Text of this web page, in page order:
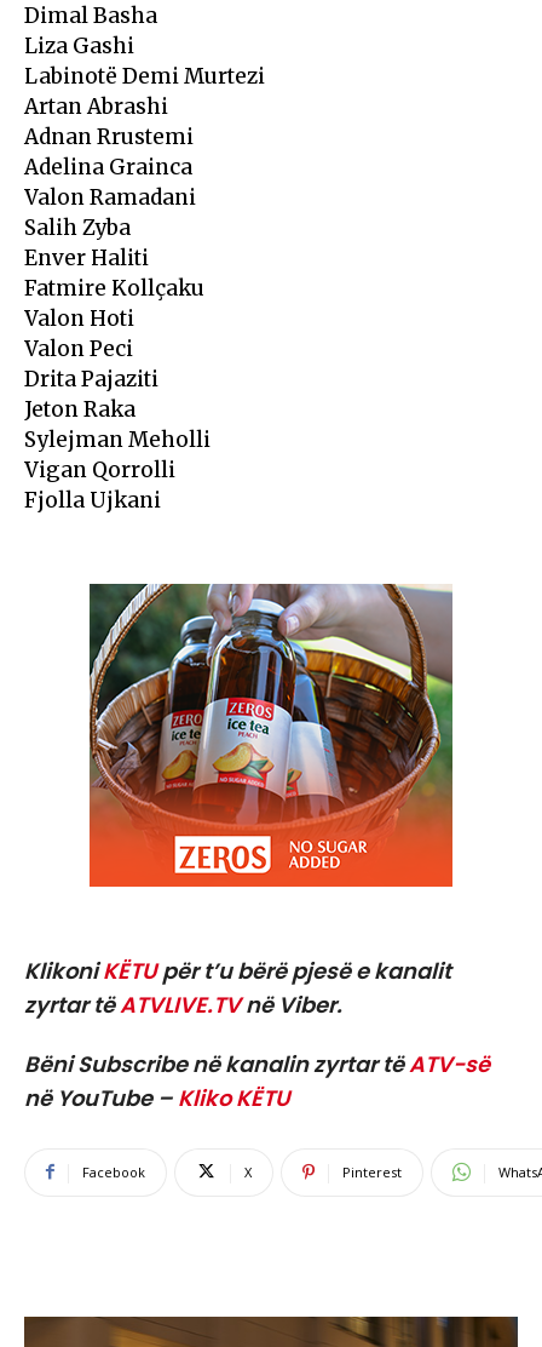
Dimal Basha
Liza Gashi
Labinotë Demi Murtezi
Artan Abrashi
Adnan Rrustemi
Adelina Grainca
Valon Ramadani
Salih Zyba
Enver Haliti
Fatmire Kollçaku
Valon Hoti
Valon Peci
Drita Pajaziti
Jeton Raka
Sylejman Meholli
Vigan Qorrolli
Fjolla Ujkani
KlikoniKËTUpër t’u bërë pjesë e kanalit
zyrtar tëATVLIVE.TVnë Viber.
Bëni Subscribe në kanalin zyrtar tëATV-së
në YouTube – Kliko KËTU
Facebook X Pinterest